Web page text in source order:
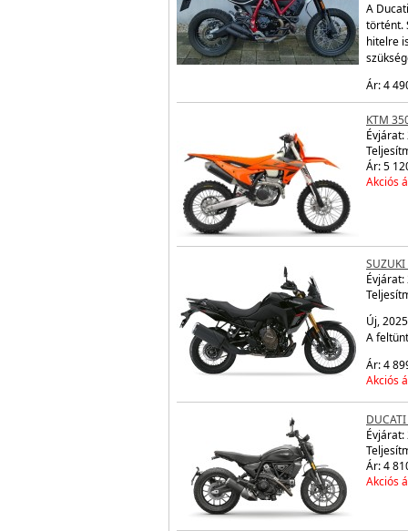
A
történt.
hitelre
Ár: 4
KTM
Évjárat:
Ár: 5
Akciós
Évjárat:
Új,
A
Ár: 4
Akciós
Évjárat:
Ár: 4
Akciós